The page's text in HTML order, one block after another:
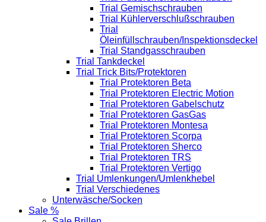
Trial Gemischschrauben
Trial Kühlerverschlußschrauben
Trial
Öleinfüllschrauben/Inspektionsdeckel
Trial Standgasschrauben
Trial Tankdeckel
Trial Trick Bits/Protektoren
Trial Protektoren Beta
Trial Protektoren Electric Motion
Trial Protektoren Gabelschutz
Trial Protektoren GasGas
Trial Protektoren Montesa
Trial Protektoren Scorpa
Trial Protektoren Sherco
Trial Protektoren TRS
Trial Protektoren Vertigo
Trial Umlenkungen/Umlenkhebel
Trial Verschiedenes
Unterwäsche/Socken
Sale %